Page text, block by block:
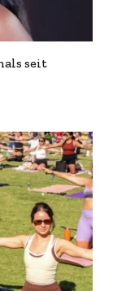
seit